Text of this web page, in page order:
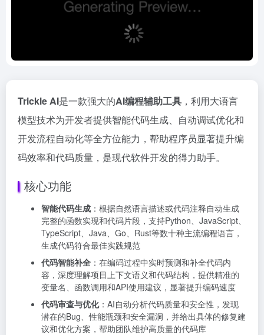
Trickle AI是一款强大的AI编程辅助工具 ，利用大语言
模型技术为开发者提供智能代码生成、自动调试优化和
开发流程自动化等全方位能力，帮助程序员显著提升编
码效率和代码质量，是现代软件开发的得力助手。
核心功能
智能代码生成 ：根据自然语言描述或代码注释自动生成
完整的函数实现和代码片段，支持Python、JavaScript、
TypeScript、Java、Go、Rust等数十种主流编程语言，
生成代码符合最佳实践规范
代码智能补全 ：在编码过程中实时预测和补全代码内
容，深度理解项目上下文语义和代码结构，提供精准的
变量名、函数调用和API使用建议，显著提升编码速度
代码审查与优化：AI自动分析代码质量和安全性，发现
潜在的Bug、性能瓶颈和安全漏洞，并给出具体的修复建
议和优化方案，帮助团队维护高质量的代码库